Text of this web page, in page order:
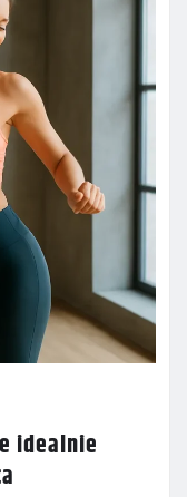
idealnie